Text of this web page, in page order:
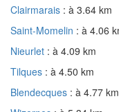
Clairmarais : à 3.64 km
Saint-Momelin : à 4.06
Nieurlet : à 4.09 km
Tilques : à 4.50 km
Blendecques : à 4.77 km